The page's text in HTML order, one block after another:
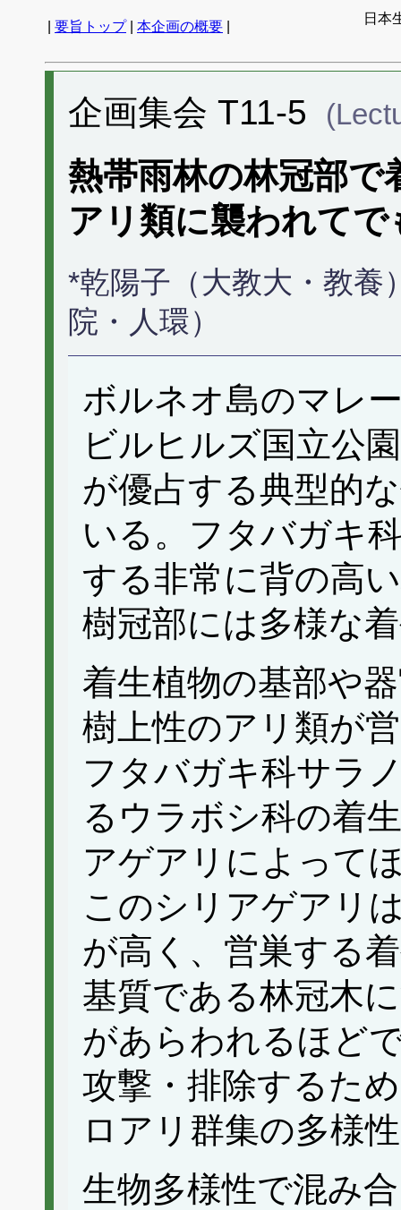
要旨トップ| 本企画の概要
日本
企画集会 T11-5
熱帯雨林の林冠部で
アリ類に襲われて
*乾陽子（大教大・教養
院・人環）
ボルネオ島のマレ
ビルヒルズ国立公
が優占する典型的
いる。フタバガキ
する非常に背の高
樹冠部には多様な
着生植物の基部や
樹上性のアリ類が
フタバガキ科サラ
るウラボシ科の着
アゲアリによって
このシリアゲアリ
が高く、営巣する
基質である林冠木
があらわれるほど
攻撃・排除するた
ロアリ群集の多様
生物多様性で混み